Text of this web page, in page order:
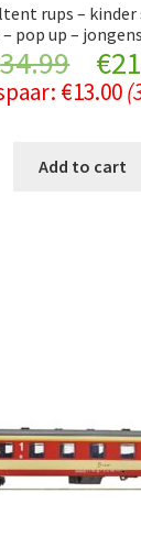
rups – kinder
pop up –
34.99
was:
€
€13.00
Add to cart